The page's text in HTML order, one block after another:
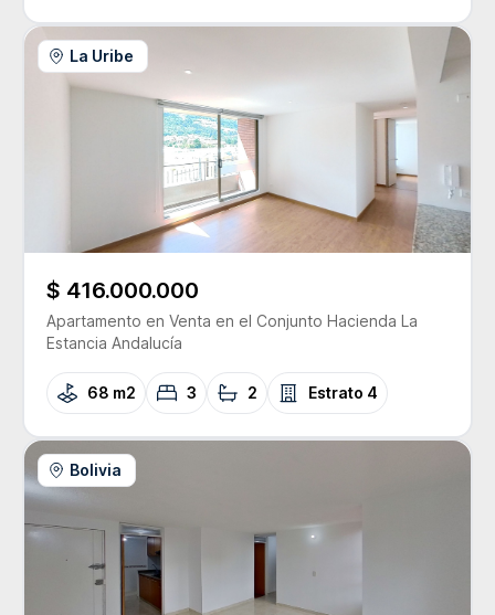
La Uribe
$ 416.000.000
Apartamento en Venta en el Conjunto Hacienda La
Estancia Andalucía
68 m2 3 2 Estrato 4
Bolivia